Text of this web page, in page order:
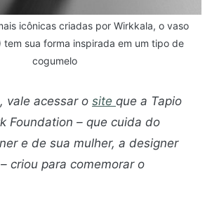
icônicas criadas por Wirkkala, o vaso
tem sua forma inspirada em um tipo de
cogumelo
vale acessar o site que a Tapio
Foundation – que cuida do
e de sua mulher, a designer
criou para comemorar o